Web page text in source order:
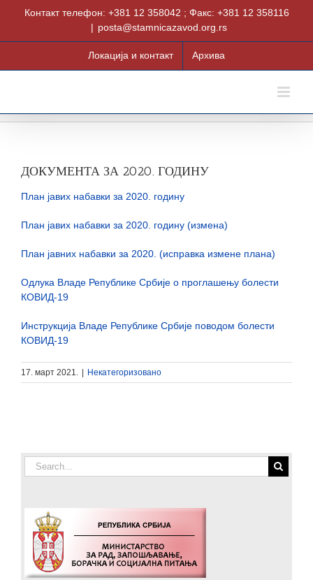
Контакт телефон: +381 12 358042 ; Факс: +381 12 358116
| posta@stamnicazavod.org.rs
Локација и контакт Архива
ДОКУМЕНТА ЗА 2020. ГОДИНУ
План јавих набавки за 2020. годину
План јавих набавки за 2020. годину (измена)
План јавних набавки за 2020. (исправка измене плана)
Одлука Владе Републике Србије о проглашењу болести
КОВИД-19
Инструкција Владе Републике Србије поводом болести
КОВИД-19
17. март 2021. | Некатегоризовано
Search
for: